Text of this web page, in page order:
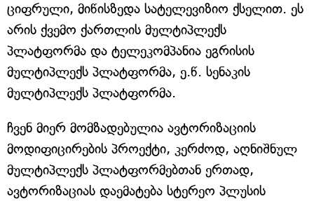
ციფრული, მიწისზედა სატელევიზიო ქსელით. ეს
არის ქვემო ქართლის მულტიპლექს
პლატფორმა და ტელეკომპანია ეგრისის
მულტიპლექს პლატფორმა, ე.წ. სენაკის
მულტიპლექს პლატფორმა.
ჩვენ მიერ მომზადებულია ავტორიზაციის
მოდიფიცირების პროექტი, კერძოდ, აღნიშნულ
მულტიპლექს პლატფორმებთან ერთად,
ავტორიზაციას დაემატება სტერეო პლუსის